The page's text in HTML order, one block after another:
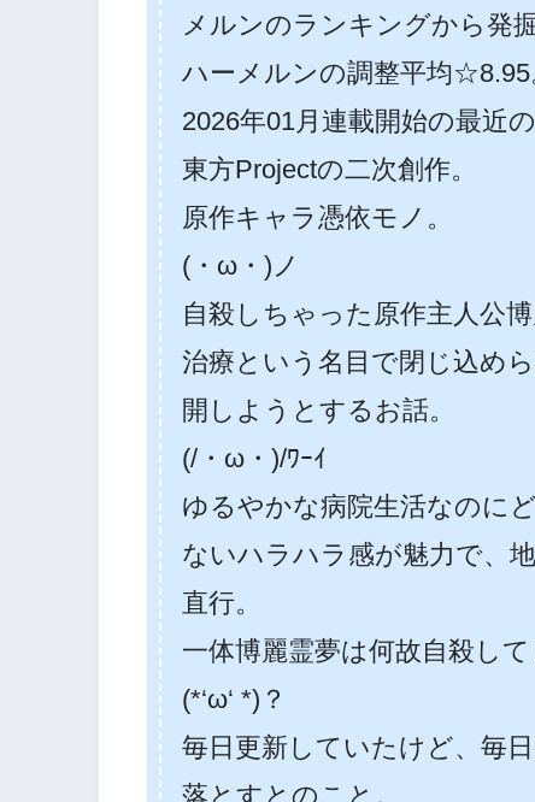
メルンのランキングから発
ハーメルンの調整平均☆8.95
2026年01月連載開始の最近の
東方Projectの二次創作。
原作キャラ憑依モノ。
(・ω・)ノ
自殺しちゃった原作主人公
治療という名目で閉じ込め
開しようとするお話。
(/・ω・)/ﾜｰｲ
ゆるやかな病院生活なのに
ないハラハラ感が魅力で、
直行。
一体博麗霊夢は何故自殺し
(*‘ω‘ *)？
毎日更新していたけど、毎
落とすとのこと。